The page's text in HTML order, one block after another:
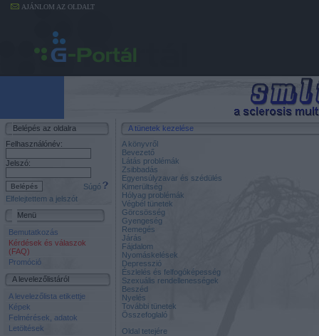
AJÁNLOM AZ OLDALT
Belépés az oldalra
Felhasználónév:
Jelszó:
Súgó
Elfelejtettem a jelszót
Menü
Bemutatkozás
Kérdések és válaszok
(FAQ)
Promóció
A levelezőlistáról
A levelezőlista etikettje
Képek
Felmérések, adatok
Letöltések
A tünetek kezelése
A könyvről
Bevezető
Látás problémák
Zsibbadás
Egyensúlyzavar és szédülés
Kimerültség
Hólyag problémák
Végbél tünetek
Görcsösség
Gyengeség
Remegés
Járás
Fájdalom
Nyomáskelések
Depresszió
Észlelés és felfogóképesség
Szexuális rendellenességek
Beszéd
Nyelés
További tünetek
Összefoglaló
Oldal tetejére